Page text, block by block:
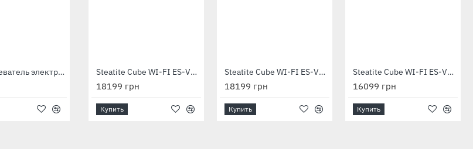
Водонагреватель электрический Horizontal HM 100 D400S (1500W) Водонагреватель электрический O'Pro Profi VM 030 D400S 1200W
5399 грн
Купить
Водонагреватель электрический O'Pro Profi VM 050 D400S 1500W
6099 грн
Купить
Steatite Cube WI-FI ES-VM 100 S4 C2 WD 2400W silver
18199 грн
Купить
Steatite Cube WI-FI ES-VM 100 S4 C2 WD 2400W white
18199 грн
Купить
Steatite Cube WI-FI ES-VM 75 S4 C2 WD 2400W silver
16099 грн
Купить